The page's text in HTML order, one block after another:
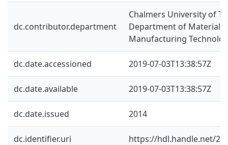
dc.contributor.department
Chalmers University of
Department of Materials
Manufacturing
dc.date.accessioned 2019-07-03T13:38:57Z
dc.date.available 2019-07-03T13:38:57Z
dc.date.issued 2014
dc.identifier.uri https://hdl.handle.net/